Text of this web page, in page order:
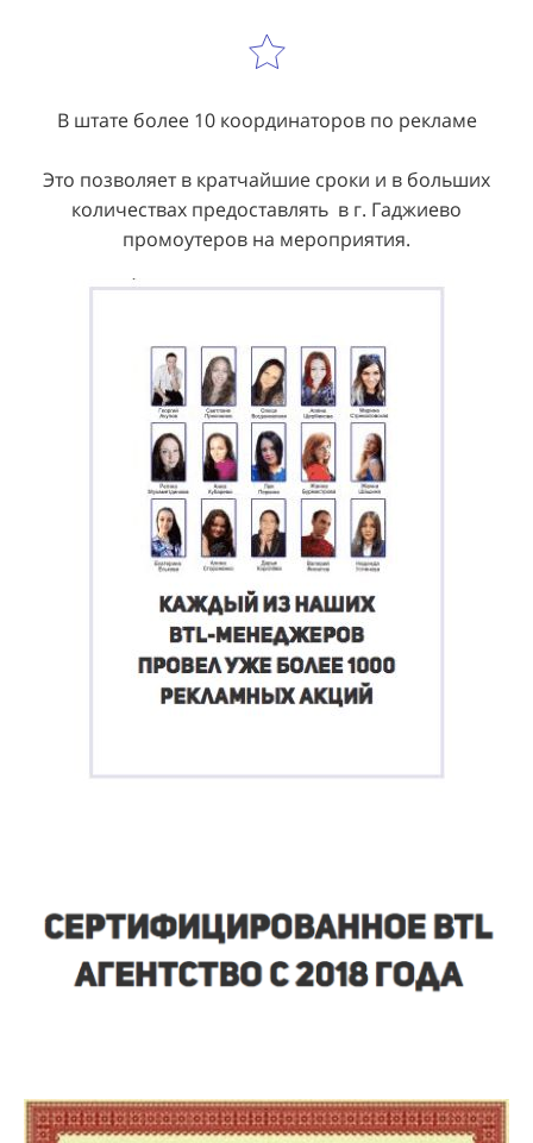
В штате более 10 координаторов по рекламе
Это позволяет в кратчайшие сроки и в больших
количествах предоставлять в г. Гаджиево
промоутеров на мероприятия.